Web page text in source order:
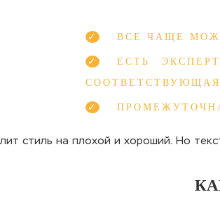
ВСЕ ЧАЩЕ
ЕСТЬ
стиль на плохой и хороший. Но